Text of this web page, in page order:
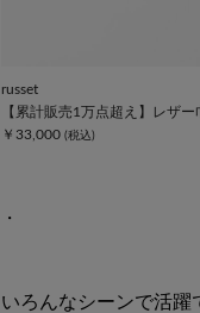
russet
【累計販売1万点超え】レザ
￥33,000
・
いろんなシーンで活躍